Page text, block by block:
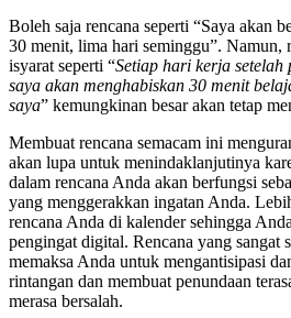
Boleh saja rencana seperti “Saya akan
30 menit, lima hari seminggu”. Namun,
isyarat seperti “Setiap hari kerja setelah
saya akan menghabiskan 30 menit
saya” kemungkinan besar akan tetap
Membuat rencana semacam ini
akan lupa untuk menindaklanjutinya
dalam rencana Anda akan berfungsi
yang menggerakkan ingatan Anda.
rencana Anda di kalender sehingga
pengingat digital. Rencana yang sangat
memaksa Anda untuk mengantisipasi
rintangan dan membuat penundaan
merasa bersalah.